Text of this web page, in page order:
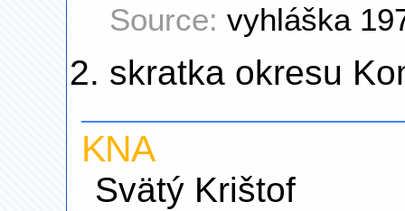
Source: vyhláška
skratka okresu
KNA
Svätý Krištof